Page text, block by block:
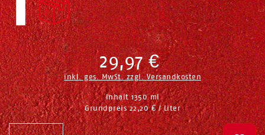
29,97 €
inkl. ges. MwSt. zzgl.Versandkosten
Inhalt1350ml
Grundpreis22,20 € / Liter